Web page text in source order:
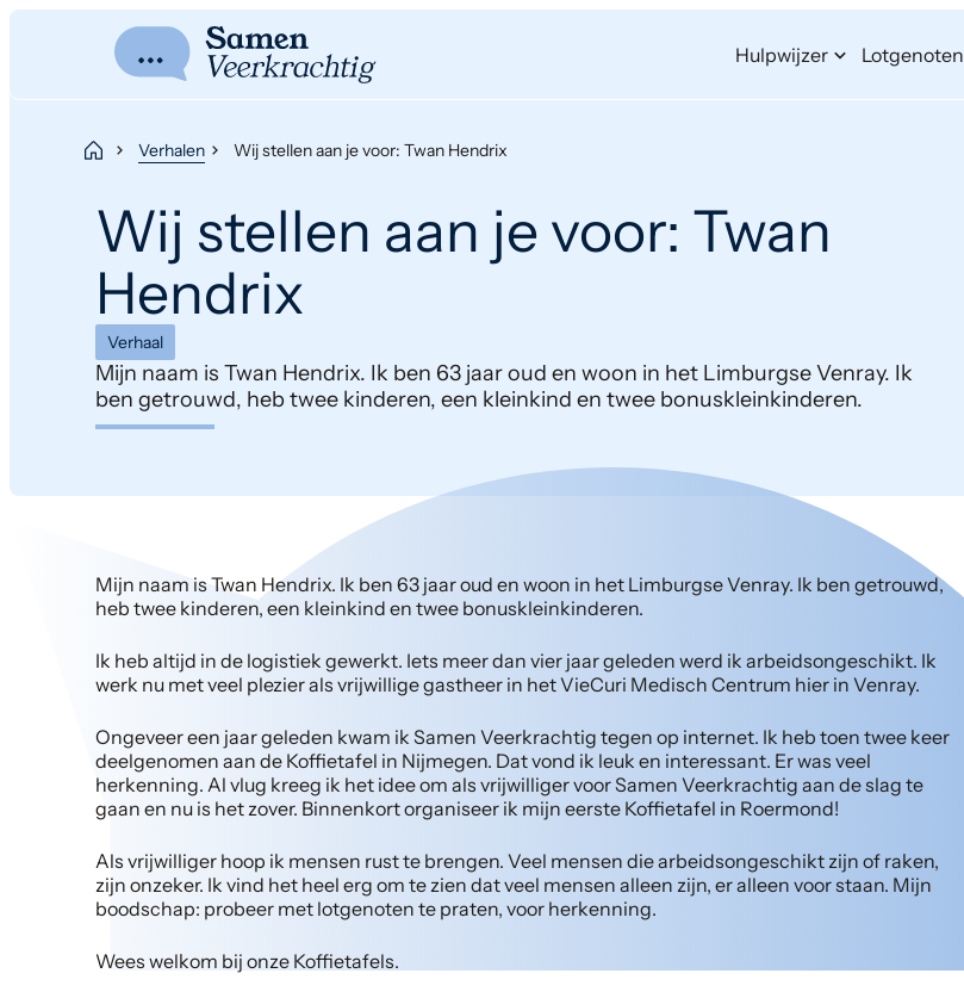
Hulpwijzer Lotgenoten
Verhalen Wij stellen aan je voor: Twan Hendrix
Wij stellen aan je voor: Twan
Hendrix
Verhaal
Mijn naam is Twan Hendrix. Ik ben 63 jaar oud en woon in het Limburgse Venray. Ik
ben getrouwd, heb twee kinderen, een kleinkind en twee bonuskleinkinderen.
Mijn naam is Twan Hendrix. Ik ben 63 jaar oud en woon in het Limburgse Venray. Ik ben getrouwd,
heb twee kinderen, een kleinkind en twee bonuskleinkinderen.
Ik heb altijd in de logistiek gewerkt. Iets meer dan vier jaar geleden werd ik arbeidsongeschikt. Ik
werk nu met veel plezier als vrijwillige gastheer in het VieCuri Medisch Centrum hier in Venray.
Ongeveer een jaar geleden kwam ik Samen Veerkrachtig tegen op internet. Ik heb toen twee keer
deelgenomen aan de Koffietafel in Nijmegen. Dat vond ik leuk en interessant. Er was veel
herkenning. Al vlug kreeg ik het idee om als vrijwilliger voor Samen Veerkrachtig aan de slag te
gaan en nu is het zover. Binnenkort organiseer ik mijn eerste Koffietafel in Roermond!
Als vrijwilliger hoop ik mensen rust te brengen. Veel mensen die arbeidsongeschikt zijn of raken,
zijn onzeker. Ik vind het heel erg om te zien dat veel mensen alleen zijn, er alleen voor staan. Mijn
boodschap: probeer met lotgenoten te praten, voor herkenning.
Wees welkom bij onze Koffietafels.